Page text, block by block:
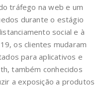
tráfego na web e um
durante o estágio
social e à
os clientes mudaram
para aplicativos e
também conhecidos
a exposição a produtos